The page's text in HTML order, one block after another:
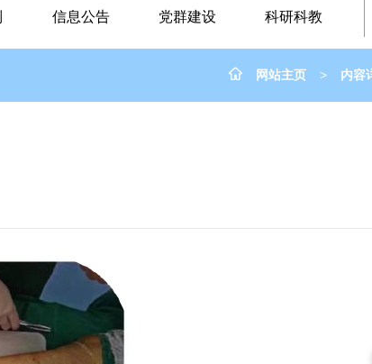
信息公告 党群建设 科研科教
网站主页 > 内容